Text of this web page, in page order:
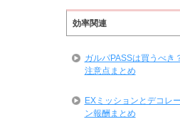
効率関連
ガルパPASSは買うべき
注意点まとめ
EXミッションとデコレ
ン報酬まとめ